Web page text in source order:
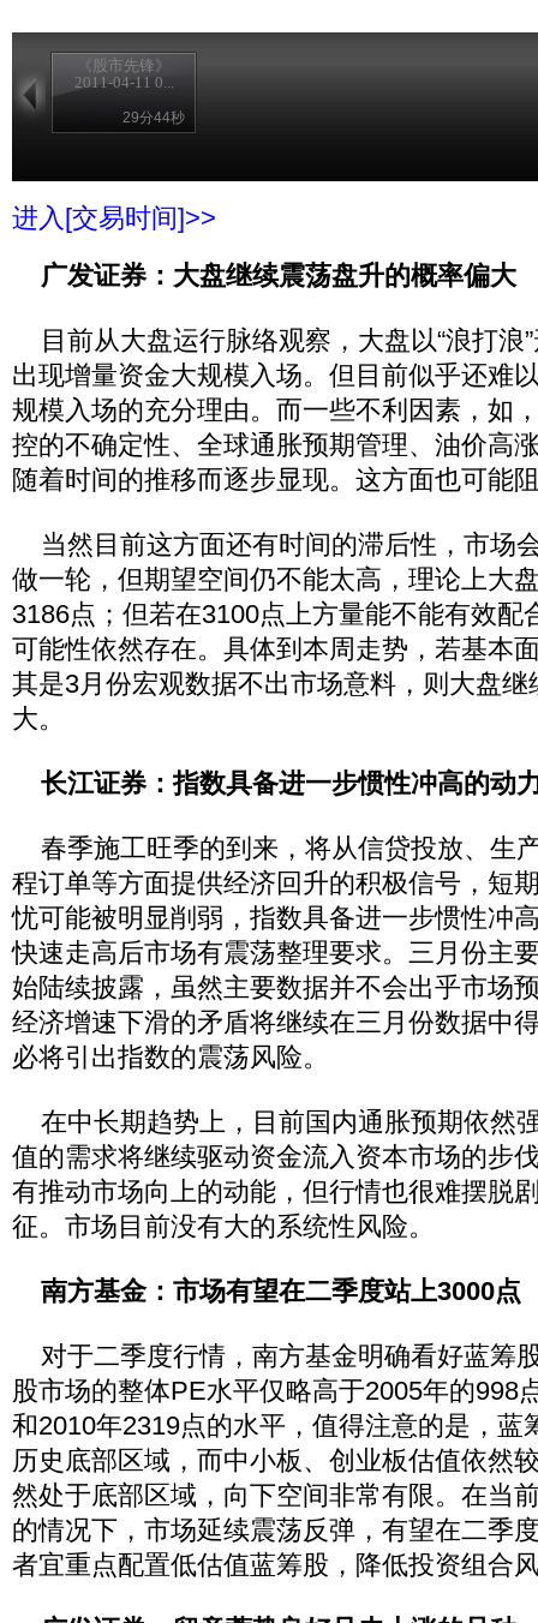
《股市先锋》
2011-04-11 0...
29分44秒
进入[交易时间]>>
广发证券：大盘继续震荡盘升的概率偏大
目前从大盘运行脉络观察，大盘以“浪打浪
出现增量资金大规模入场。但目前似乎还难
规模入场的充分理由。而一些不利因素，如
控的不确定性、全球通胀预期管理、油价高
随着时间的推移而逐步显现。这方面也可能
当然目前这方面还有时间的滞后性，市场
做一轮，但期望空间仍不能太高，理论上大
3186点；但若在3100点上方量能不能有效配
可能性依然存在。具体到本周走势，若基本
其是3月份宏观数据不出市场意料，则大盘
大。
长江证券：指数具备进一步惯性冲高的动
春季施工旺季的到来，将从信贷投放、生
程订单等方面提供经济回升的积极信号，短
忧可能被明显削弱，指数具备进一步惯性冲
快速走高后市场有震荡整理要求。三月份主
始陆续披露，虽然主要数据并不会出乎市场
经济增速下滑的矛盾将继续在三月份数据中
必将引出指数的震荡风险。
在中长期趋势上，目前国内通胀预期依然
值的需求将继续驱动资金流入资本市场的步
有推动市场向上的动能，但行情也很难摆脱
征。市场目前没有大的系统性风险。
南方基金：市场有望在二季度站上3000点
对于二季度行情，南方基金明确看好蓝筹
股市场的整体PE水平仅略高于2005年的998
和2010年2319点的水平，值得注意的是，蓝
历史底部区域，而中小板、创业板估值依然
然处于底部区域，向下空间非常有限。在当
的情况下，市场延续震荡反弹，有望在二季
者宜重点配置低估值蓝筹股，降低投资组合